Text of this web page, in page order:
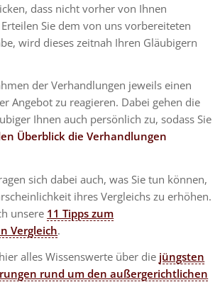
dass nicht vorher von Ihnen
Sie dem von uns vorbereiteten
wird dieses zeitnah Ihren Gläubigern
der Verhandlungen jeweils einen
Angebot zu reagieren. Dabei gehen die
Ihnen auch persönlich zu, sodass Sie
Überblick die Verhandlungen
sich dabei auch, was Sie tun können,
ihres Vergleichs zu erhöhen.
unsere 11 Tipps zum
Vergleich.
alles Wissenswerte über die jüngsten
rund um den außergerichtlichen